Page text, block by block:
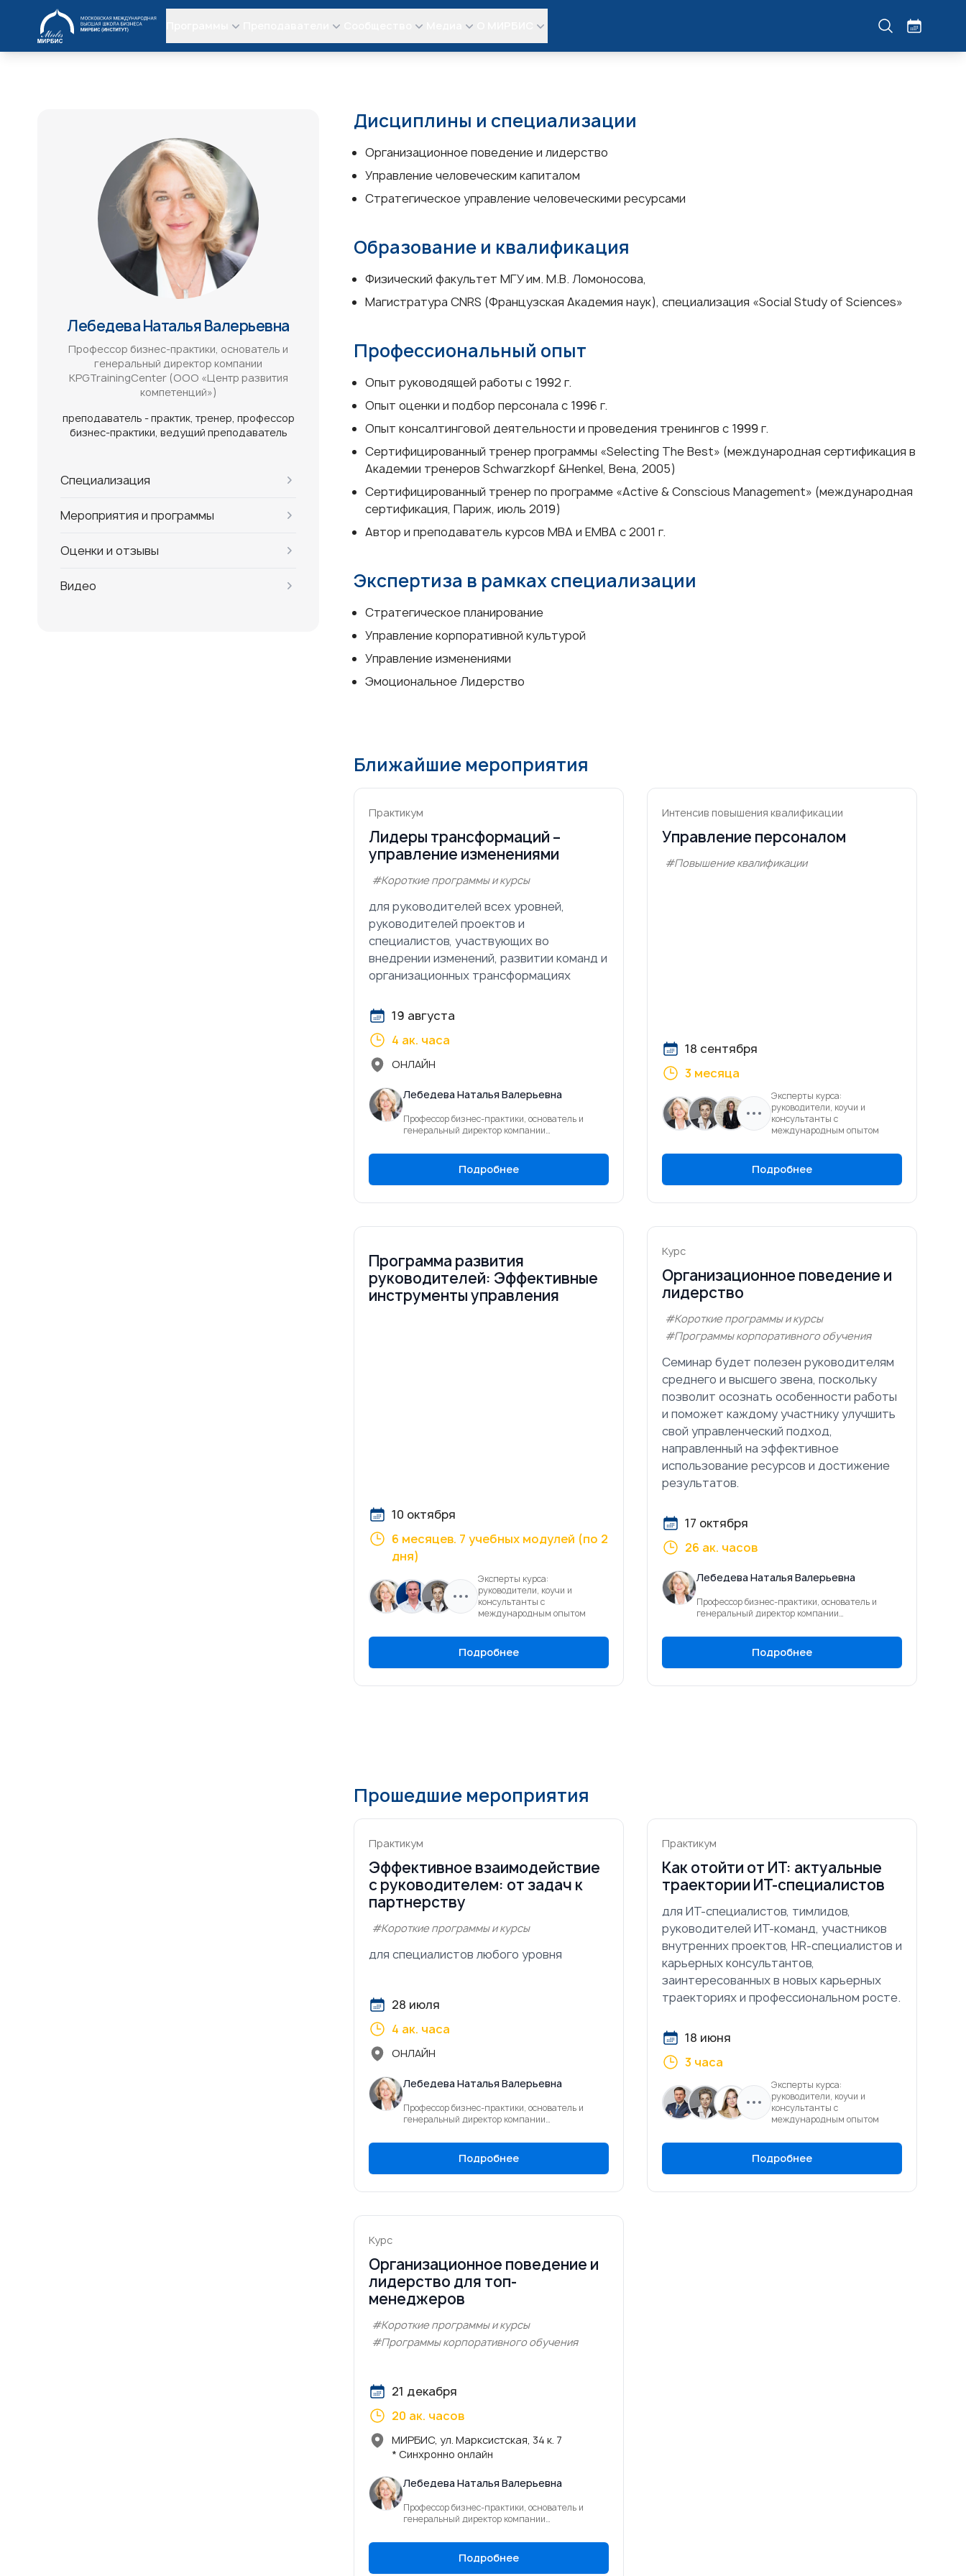
МИРБИС
Лебедева Наталья Валерьевна
Профессор бизнес-практики, основатель и
генеральный директор компании
KPGTrainingCenter (ООО «Центр развития
компетенций»)
преподаватель - практик тренер профессор
бизнес-практики ведущий преподаватель
Специализация
Мероприятия и программы
Оценки и отзывы
Видео
Дисциплины и специализации
Организационное поведение и лидерство
Управление человеческим капиталом
Стратегическое управление человеческими ресурсами
Образование и квалификация
Физический факультет МГУ им. М.В. Ломоносова,
Магистратура CNRS (Французская Академия наук), специализация «Social Study of Sciences»
Профессиональный опыт
Опыт руководящей работы с 1992 г.
Опыт оценки и подбор персонала с 1996 г.
Опыт консалтинговой деятельности и проведения тренингов с 1999 г.
Сертифицированный тренер программы «Selecting The Best» (международная сертификация в
Академии тренеров Schwarzkopf &Henkel, Вена, 2005)
Сертифицированный тренер по программе «Active & Conscious Management» (международная
сертификация, Париж, июль 2019)
Автор и преподаватель курсов MBA и EMBA с 2001 г.
Экспертиза в рамках специализации
Стратегическое планирование
Управление корпоративной культурой
Управление изменениями
Эмоциональное Лидерство
Ближайшие мероприятия
Практикум
Лидеры трансформаций –
управление изменениями
#Короткие программы и курсы
для руководителей всех уровней,
руководителей проектов и
специалистов, участвующих во
внедрении изменений, развитии команд и
организационных трансформациях
19 августа
4 ак. часа
ОНЛАЙН
Лебедева Наталья Валерьевна
Профессор бизнес-практики, основатель и
генеральный директор компании
компетенций»)
Подробнее
Интенсив повышения квалификации
Управление персоналом
#Повышение квалификации
18 сентября
3 месяца
Эксперты курса:
руководители, коучи и
консультанты с
международным опытом
Подробнее
Программа развития
руководителей: Эффективные
инструменты управления
10 октября
6 месяцев. 7 учебных модулей (по 2
дня)
Эксперты курса:
руководители, коучи и
консультанты с
международным опытом
Подробнее
Курс
Организационное поведение и
лидерство
#Короткие программы и курсы
#Программы корпоративного обучения
Семинар будет полезен руководителям
среднего и высшего звена, поскольку
позволит осознать особенности работы
и поможет каждому участнику улучшить
свой управленческий подход,
направленный на эффективное
использование ресурсов и достижение
результатов.
17 октября
26 ак. часов
Лебедева Наталья Валерьевна
Профессор бизнес-практики, основатель и
генеральный директор компании
компетенций»)
Подробнее
Прошедшие мероприятия
Практикум
Эффективное взаимодействие
с руководителем: от задач к
партнерству
#Короткие программы и курсы
для специалистов любого уровня
28 июля
4 ак. часа
ОНЛАЙН
Лебедева Наталья Валерьевна
Профессор бизнес-практики, основатель и
генеральный директор компании
компетенций»)
Подробнее
Практикум
Как отойти от ИТ: актуальные
траектории ИТ-специалистов
для ИТ-специалистов, тимлидов,
руководителей ИТ-команд, участников
внутренних проектов, HR-специалистов и
карьерных консультантов,
заинтересованных в новых карьерных
траекториях и профессиональном росте.
18 июня
3 часа
Эксперты курса:
руководители, коучи и
консультанты с
международным опытом
Подробнее
Курс
Организационное поведение и
лидерство для топ-
менеджеров
#Короткие программы и курсы
#Программы корпоративного обучения
21 декабря
20 ак. часов
МИРБИС, ул. Марксистская, 34 к. 7
* Синхронно онлайн
Лебедева Наталья Валерьевна
Профессор бизнес-практики, основатель и
генеральный директор компании
компетенций»)
Подробнее